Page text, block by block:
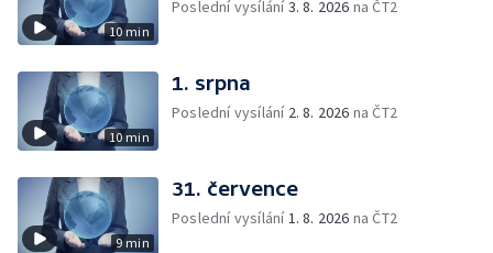
10 min
Poslední vysílání3. 8. 2026 na ČT2
10 min
1. srpna
Poslední vysílání 2. 8. 2026 na ČT2
9 min
31. července
Poslední vysílání1. 8. 2026 na ČT2